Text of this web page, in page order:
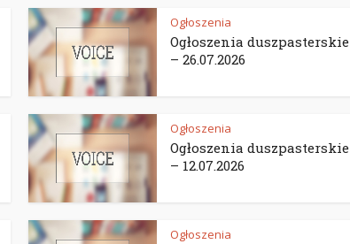
Ogłoszenia
Ogłoszenia duszpasterskie
– 26.07.2026
Ogłoszenia
Ogłoszenia duszpasterskie
– 12.07.2026
Ogłoszenia